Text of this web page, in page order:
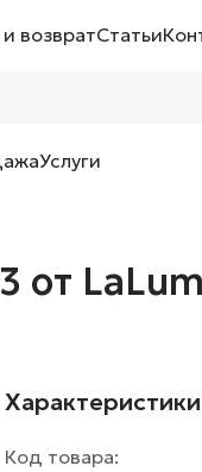
возвратСтатьи
Услуги
от
Характеристики
Код товара: